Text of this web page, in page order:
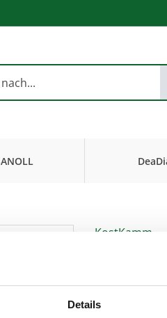
Details
KostKamm
Eignung :
Artikel-Nr.:k4517
gerade